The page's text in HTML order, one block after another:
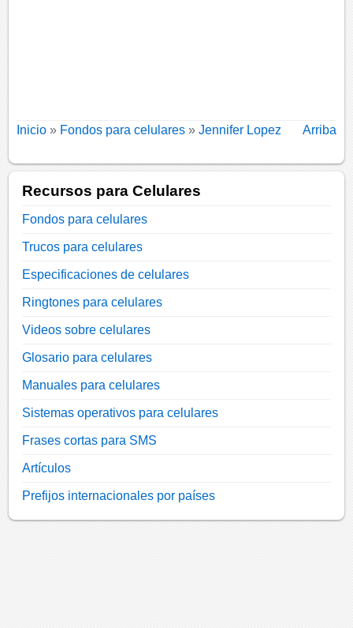
Inicio » Fondos para celulares »Jennifer Lopez Arriba
Recursos para Celulares
Fondos para celulares
Trucos para celulares
Especificaciones de celulares
Ringtones para celulares
Videos sobre celulares
Glosario para celulares
Manuales para celulares
Sistemas operativos para celulares
Frases cortas para SMS
Artículos
Prefijos internacionales por países